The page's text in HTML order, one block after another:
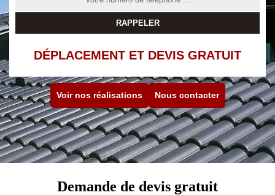
DÉPLACEMENT ET DEVIS GRATUIT
Voir nos réalisations Nous contacter
Demande de devis gratuit